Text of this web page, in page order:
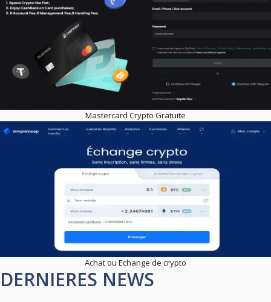
Mastercard Crypto Gratuite
Achat ou Echange de crypto
DERNIERES NEWS